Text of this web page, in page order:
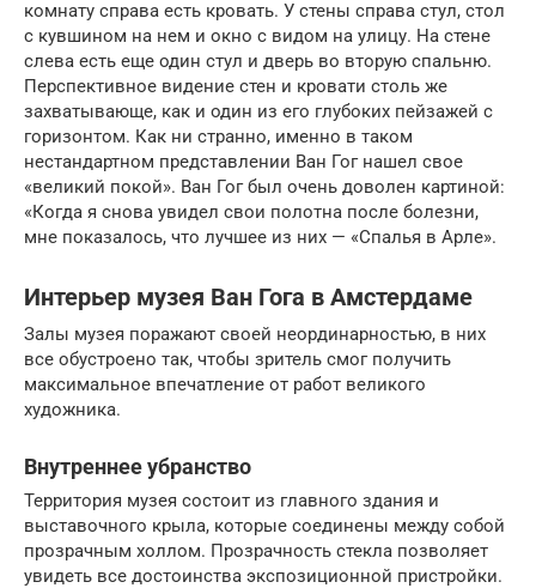
комнату справа есть кровать. У стены справа стул, стол
с кувшином на нем и окно с видом на улицу. На стене
слева есть еще один стул и дверь во вторую спальню.
Перспективное видение стен и кровати столь же
захватывающе, как и один из его глубоких пейзажей с
горизонтом. Как ни странно, именно в таком
нестандартном представлении Ван Гог нашел свое
«великий покой». Ван Гог был очень доволен картиной:
«Когда я снова увидел свои полотна после болезни,
мне показалось, что лучшее из них — «Спалья в Арле».
Интерьер музея Ван Гога в Амстердаме
Залы музея поражают своей неординарностью, в них
все обустроено так, чтобы зритель смог получить
максимальное впечатление от работ великого
художника.
Внутреннее убранство
Территория музея состоит из главного здания и
выставочного крыла, которые соединены между собой
прозрачным холлом. Прозрачность стекла позволяет
увидеть все достоинства экспозиционной пристройки.